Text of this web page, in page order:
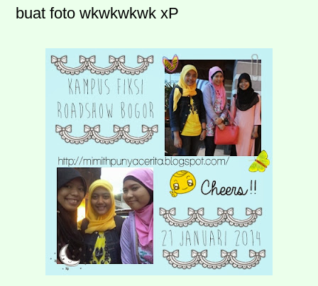
buat foto wkwkwkwk xP